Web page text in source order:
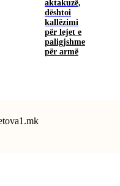
aktakuzë,
dështoi
kallëzimi
për lejet e
paligjshme
për armë